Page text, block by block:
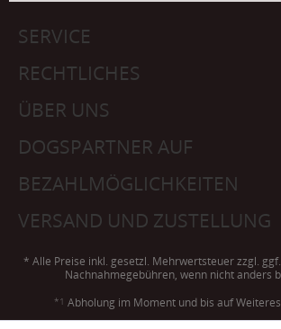
SERVICE
RECHTLICHES
ÜBER UNS
DOGSPARTNER AUF
BEZAHLMÖGLICHKEITEN
VERSAND UND ZUSTELLUNG
* Alle Preise inkl. gesetzl. Mehrwertsteuer zzgl. ggf.
Nachnahmegebühren, wenn nicht anders
*1 Abholung im Moment und bis auf